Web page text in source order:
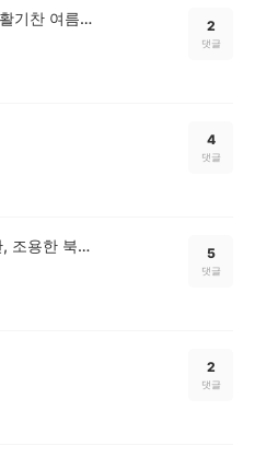
상암동 투썸플레이스에서 느낀 활기찬 여름 카페 후기 2
댓글
4
댓글
상암동에서 찾은 보물 같은 공간, 조용한 북카페산책 5
댓글
2
댓글